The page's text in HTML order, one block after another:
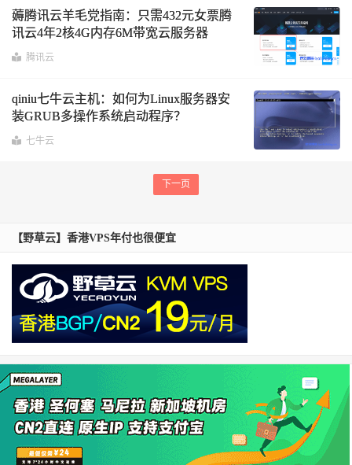
薅腾讯云羊毛党指南：只需432元女票腾
讯云4年2核4G内存6M带宽云服务器
腾讯云
qiniu七牛云主机：如何为Linux服务器安
装GRUB多操作系统启动程序？
七牛云
下一页
【野草云】香港VPS年付也很便宜